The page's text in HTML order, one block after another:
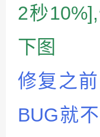
2秒
下图
修复之
BUG就